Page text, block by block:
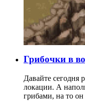
Грибочки в
Давайте сегодня
локации. А
грибами, на то он